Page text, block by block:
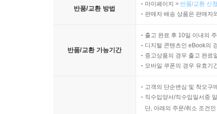
반품/교환 방법
마이페이지 > 반품/교환 신
판매자 배송 상품은 판매자
반품/교환 가능기간
출고 완료 후 10일 이내의
디지털 콘텐츠인 eBook의
중고상품의 경우 출고 완료
모바일 쿠폰의 경우 유효기
고객의 단순변심 및 착오구
직수입양서/직수입일서중
단, 아래의 주문/취소 조건